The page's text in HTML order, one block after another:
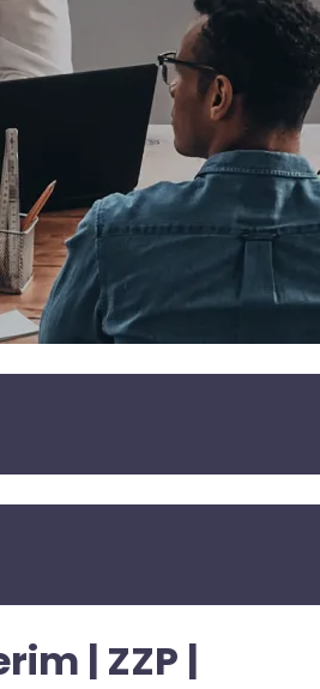
| ZZP |